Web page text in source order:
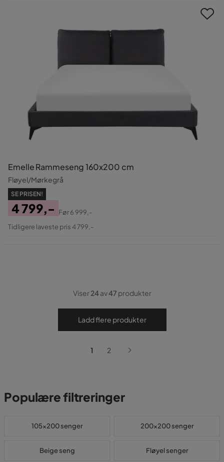
Emelle Rammeseng 160x200 cm
Fløyel/Mørkegrå
SE PRISEN!
Pris
4 799,-
Original
Før6 999,-
Tidligere laveste pris 4 799,-
Viser24av47 produkter
Ladd flere produkter
1 2
Populære filtreringer
105x200 senger 200x200 senger
Beige seng Fløyel senger